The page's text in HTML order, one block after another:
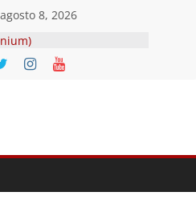
8, 2026
(Del II Tomo del